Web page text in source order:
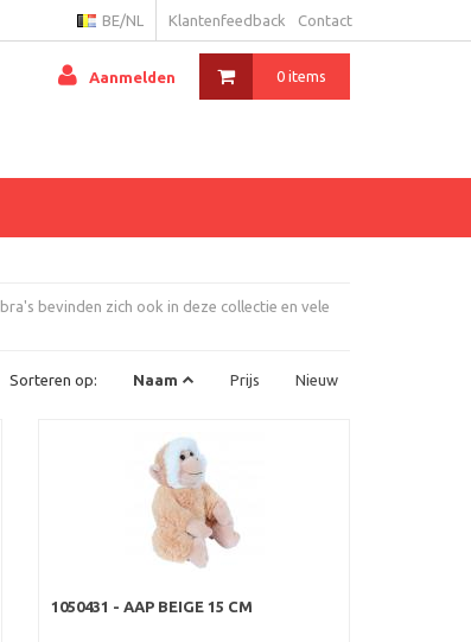
Klantenfeedback Contact
BE/NL
0 items
Aanmelden
bevinden zich ook in deze collectie en vele
Sorteren op: Naam Prijs Nieuw
1050431 - AAP BEIGE 15 CM